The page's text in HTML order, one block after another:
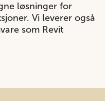
løsninger for
Vi leverer også
som Revit